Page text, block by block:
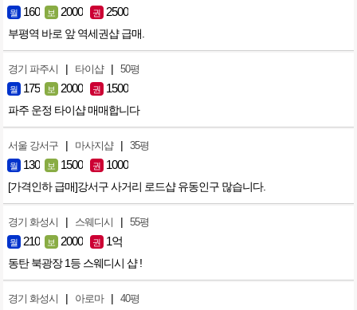
월 160 보 2000 권 2500
부평역 바로 앞 역세권샵 급매.
경기 파주시 | 타이샵 | 50평
월 175 보 2000 권 1500
파주 운정 타이샵 매매합니다
서울 강서구 | 마사지샵 | 35평
월 130 보 1500 권 1000
[가격인하 급매]강서구 사거리 로드샵 유동인구 많습니다.
경기 화성시 | 스웨디시 | 55평
월 210 보 2000 권 1억
동탄 북광장 1등 스웨디시 샵 !
경기 화성시 | 아로마 | 40평